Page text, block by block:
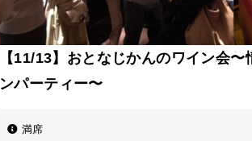
【11/13】おとなじかんのワイン会
ンパーティー〜
満席